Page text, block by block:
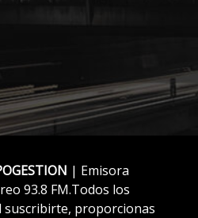
| Emisora
93.8 FM.Todos los
suscribirte, proporcionas